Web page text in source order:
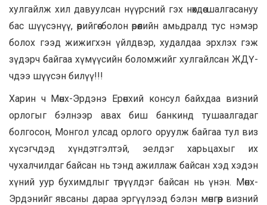
хулгайлж хил давуулсан нүүрсний гэх нөхдөө шалгасануу
бас шүүсэнүү, өөрийгөө болон өрөөлийн амьдралд тус нэмэр
болох гээд жижигхэн үйлдвэр, худалдаа эрхлэх гэж
зүдэрч байгаа хүмүүсийн боломжийг хулгайлсан ЖДҮ-
чдээ шүүсэн билүү!!!
Харин ч Мөнх-Эрдэнэ Ерөнхий консул байхдаа визний
орлогыг бэлнээр авах биш банкинд тушаалгадаг
болгосон, Монгол улсад орлого оруулж байгаа тул виз
хүсэгчдэд хүндэтгэлтэй, эелдэг харьцахыг их
чухалчилдаг байсан нь тэнд ажиллаж байсан хэд хэдэн
хүний уур бухимдлыг төрүүлдэг байсан нь үнэн. Мөнх-
Эрдэнийг явсаны дараа эргүүлээд бэлэн мөнгөөр визний